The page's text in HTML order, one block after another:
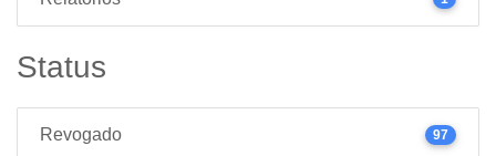
Status
Revogado 97